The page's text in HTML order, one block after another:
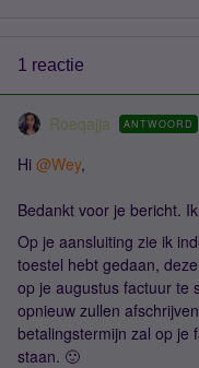
1 reactie
Roeqajja ANTWOORD
Hi ​ @Wey,
Bedankt voor je bericht.
Op je aansluiting zie ik
toestel hebt gedaan,
op je augustus factuur te
opnieuw zullen
betalingstermijn zal op je
staan. 🙂